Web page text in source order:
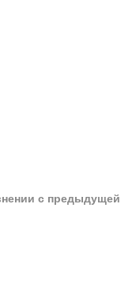
с предыдущей